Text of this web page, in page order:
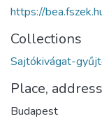
https://
Collections
Sajtókivágat-
Place, address
Budapest